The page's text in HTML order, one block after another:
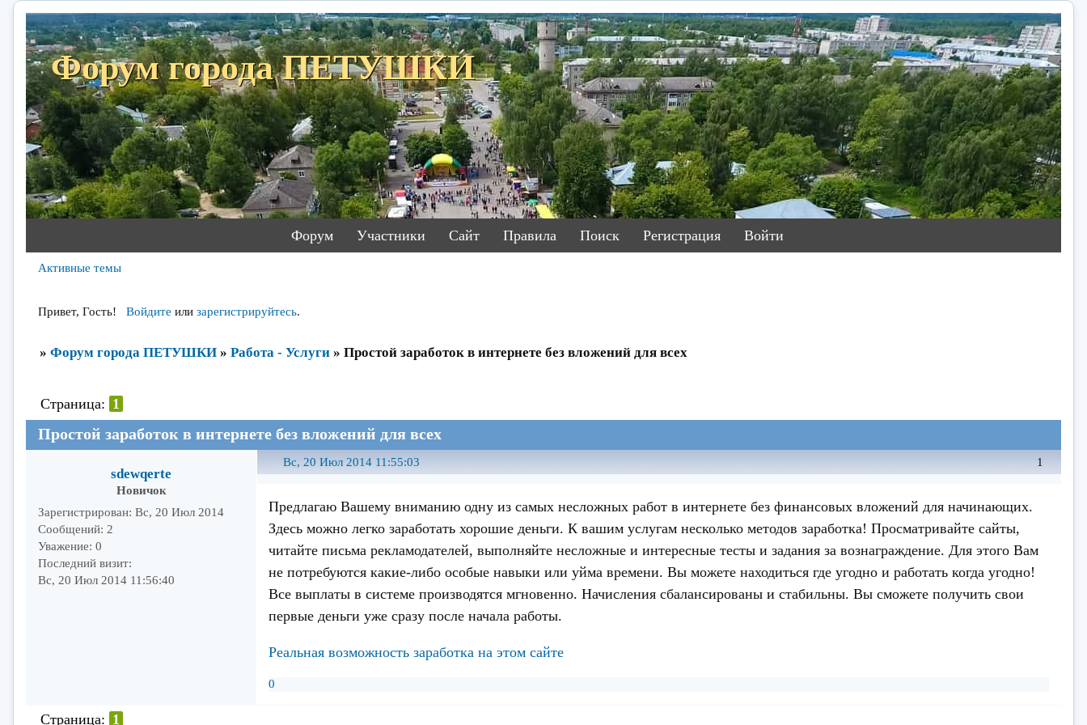
Форум города ПЕТУШКИ
Форум Участники Сайт Правила Поиск Регистрация Войти
Активные темы
Привет, Гость! Войдите или зарегистрируйтесь.
» Форум города ПЕТУШКИ » Работа - Услуги » Простой заработок в интернете без вложений для всех
Простой заработок в интернете без вложений для всех
Страница: 1
1
Вс, 20 Июл 2014 11:55:03
sdewqerte
Новичок
Зарегистрирован: Вс, 20 Июл 2014
Сообщений: 2
Уважение: 0
Последний визит:
Вс, 20 Июл 2014 11:56:40
Предлагаю Вашему вниманию одну из самых несложных работ в интернете без финансовых вложений для начинающих.
Здесь можно легко заработать хорошие деньги. К вашим услугам несколько методов заработка! Просматривайте сайты,
читайте письма рекламодателей, выполняйте несложные и интересные тесты и задания за вознаграждение. Для этого Вам
не потребуются какие-либо особые навыки или уйма времени. Вы можете находиться где угодно и работать когда угодно!
Все выплаты в системе производятся мгновенно. Начисления сбалансированы и стабильны. Вы сможете получить свои
первые деньги уже сразу после начала работы.
Реальная возможность заработка на этом сайте
0
Страница: 1